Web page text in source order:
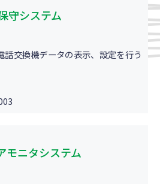
守システム
交換機データの表示、設定を行う
モニタシステム